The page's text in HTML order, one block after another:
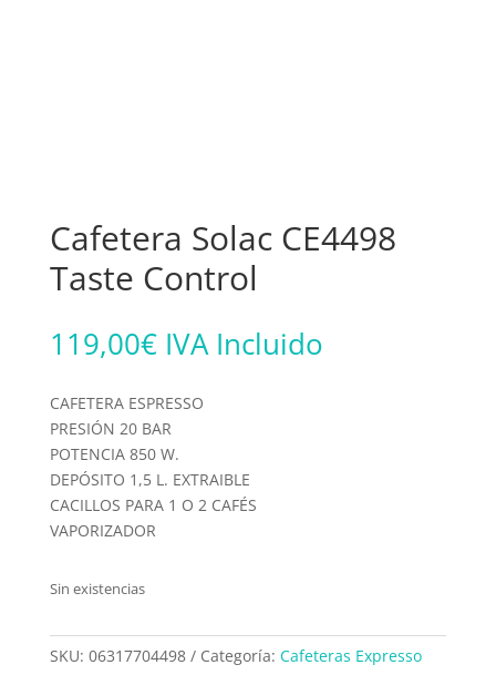
Cafetera Solac CE4498
Taste Control
119,00€ IVA Incluido
CAFETERA ESPRESSO
PRESIÓN 20 BAR
POTENCIA 850 W.
DEPÓSITO 1,5 L. EXTRAIBLE
CACILLOS PARA 1 O 2 CAFÉS
VAPORIZADOR
Sin existencias
SKU: 06317704498 Categoría: Cafeteras Expresso